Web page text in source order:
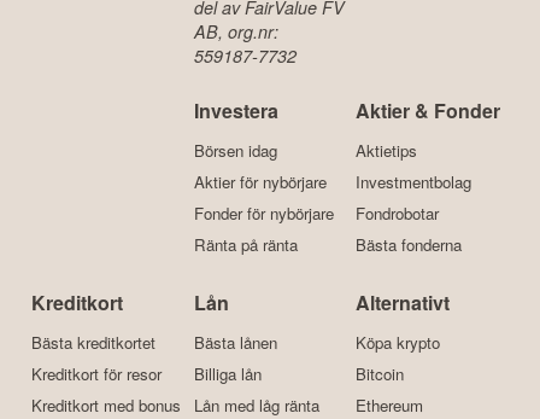
del av FairValue FV
AB, org.nr:
559187-7732
Investera
Börsen idag
Aktier för nybörjare
Fonder för nybörjare
Ränta på ränta
Aktier & Fonder
Aktietips
Investmentbolag
Fondrobotar
Bästa fonderna
Kreditkort
Bästa kreditkortet
Kreditkort för resor
Kreditkort med bonus
Lån
Bästa lånen
Billiga lån
Lån med låg ränta
Alternativt
Köpa krypto
Bitcoin
Ethereum